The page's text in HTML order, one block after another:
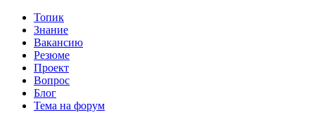
Топик
Знание
Вакансию
Резюме
Проект
Вопрос
Блог
Тема на форум